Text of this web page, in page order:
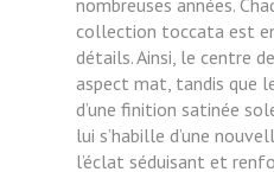
collection toccata est
détails. Ainsi, le centre
aspect mat, tandis que
d’une finition satinée
lui s’habille d’une
l’éclat séduisant et